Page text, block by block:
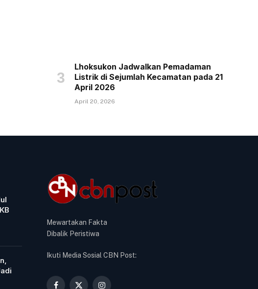
Lhoksukon Jadwalkan Pemadaman
Listrik di Sejumlah Kecamatan pada 21
April 2026
April 20, 2026
Mewartakan Fakta
Dibalik Peristiwa
Ikuti Media Sosial CBN Post: